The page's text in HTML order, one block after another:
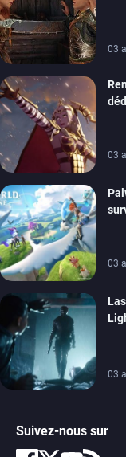
03
03
03
03
Suivez-nous sur